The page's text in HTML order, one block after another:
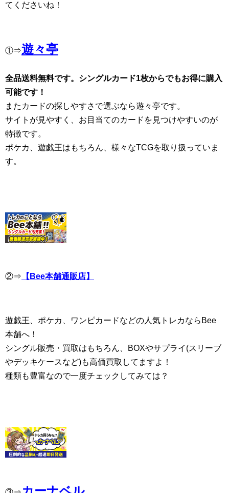
てくださいね！
①⇒遊々亭
全品送料無料です。シングルカード1枚からでもお得に購入
可能です！
またカードの探しやすさで選ぶなら遊々亭です。
サイトが見やすく、お目当てのカードを見つけやすいのが
特徴です。
ポケカ、遊戯王はもちろん、様々なTCGを取り扱っていま
す。
②⇒ 【Bee本舗通販店】
遊戯王、ポケカ、ワンピカードなどの人気トレカならBee
本舗へ！
シングル販売・買取はもちろん、BOXやサプライ(スリーブ
やデッキケースなど)も高価買取してますよ！
種類も豊富なので一度チェックしてみては？